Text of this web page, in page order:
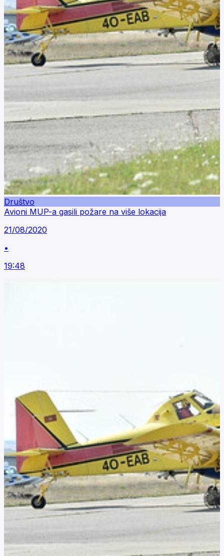
Društvo
Avioni MUP-a gasili požare na više lokacija
21/08/2020
•
19:48